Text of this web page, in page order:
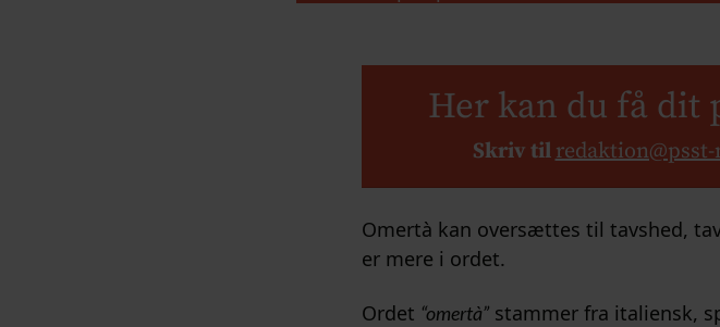
Her kan du få dit
Skriv til
Omertà kan oversættes til tavshed,
er mere i ordet.
Ordet “omertà” stammer fra italiensk,